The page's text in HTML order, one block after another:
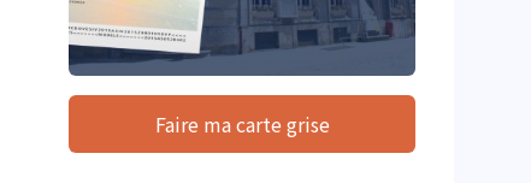
Faire ma carte grise